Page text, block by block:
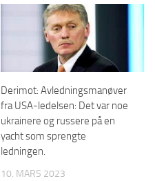
Derimot: Avledningsmanøver
fra USA-ledelsen: Det var noe
ukrainere og russere på en
yacht som sprengte
ledningen.
10. MARS 2023